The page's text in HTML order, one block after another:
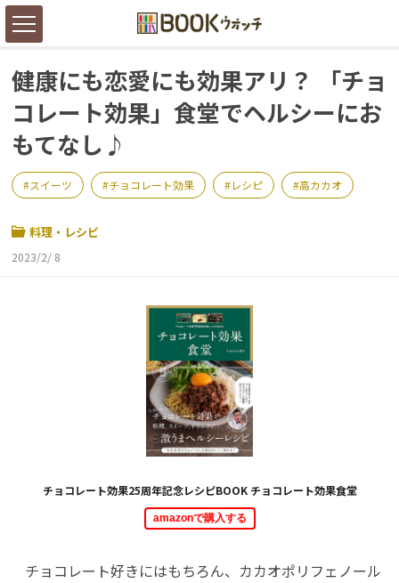
健康にも恋愛にも効果アリ？ 「チョ
コレート効果」食堂でヘルシーにお
もてなし♪
スイーツ チョコレート効果 レシピ 高カカオ
料理・レシピ
2023/2/ 8
チョコレート効果25周年記念レシピBOOK チョコレート効果食堂
amazonで購入する
チョコレート好きにはもちろん、カカオポリフェノール